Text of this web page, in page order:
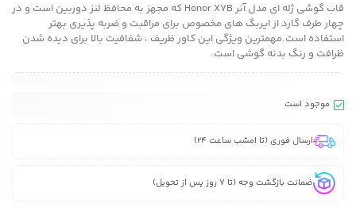
قاب گوشی ژله ای مدل آنر Honor X7B که مجهز به محافظ لنز دوربین است و در
چهار طرف گارد از ایربگ های مخصوص برای مراقبت و ضربه پذیری بهتر
استفاده است.مهمترین ویژگی این کاور ظریف ، شفافیت بالا برای دیده شدن
ظرافت و رنگ بدنه گوشی است.
موجود است
ارسال فوری (تا امشب ساعت 24)
ضمانت بازگشت وجه (تا 7 روز پس از تحویل)